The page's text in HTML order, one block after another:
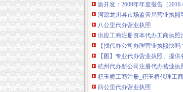
河源龙川县市场监管局营业执照
八公里代办营业执照
供应工商注册资本代办工商执照
【找代办公司办理营业执照快吗
【图】专业代办营业执照、提
杭州代办新公司注册代办营业
积玉桥工商注册_积玉桥代理工
四公里代办营业执照
发布商机列表_【今日推荐网-分